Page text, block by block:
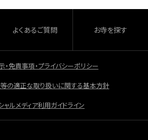
よくあるご質問 お寺を探す
・免責事項・プライバシーポリシー
の適正な取り扱いに関する基本方針
ャルメディア利用ガイドライン